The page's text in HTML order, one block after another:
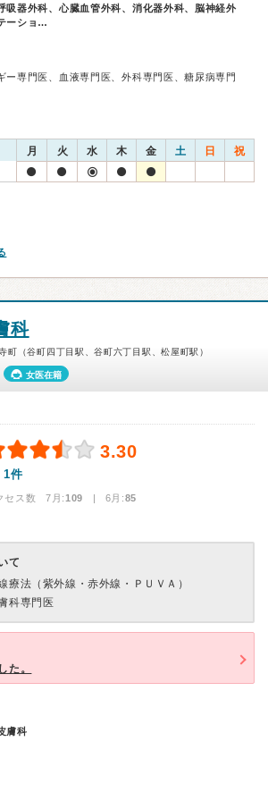
吸器外科、心臓血管外科、消化器外科、脳神経外
ーショ…
ー専門医、血液専門医、外科専門医、糖尿病専門
月 火 水 木 金 土 日 祝
科
町（谷町四丁目駅、谷町六丁目駅、松屋町駅）
女医在籍
3.30
1件
セス数 7月:109 | 6月:85
て
療法（紫外線・赤外線・ＰＵＶＡ）
科専門医
た。
膚科